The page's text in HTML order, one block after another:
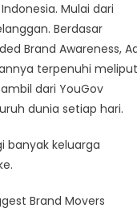
Mulai dari
Berdasar
Brand Awareness,
terpenuhi
dari YouGov
dunia setiap hari.
banyak keluarga
Brand Movers